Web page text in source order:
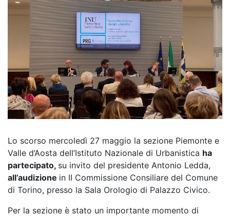
Lo scorso mercoledì 27 maggio la sezione Piemonte e
Valle d’Aosta dell’Istituto Nazionale di Urbanistica ha
partecipato, su invito del presidente Antonio Ledda,
all’audizione in II Commissione Consiliare del Comune
di Torino, presso la Sala Orologio di Palazzo Civico.
Per la sezione è stato un importante momento di